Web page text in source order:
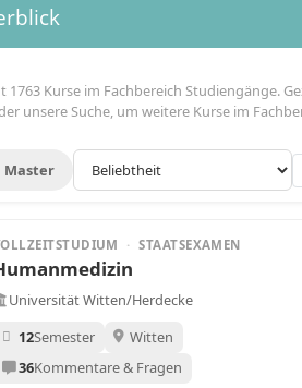
1763 Kurse im Fachbereich Studiengänge.
unsere Suche, um weitere Kurse im
Master
· STAATSEXAMEN
Universität Witten/Herdecke
12Semester
Witten
36Kommentare & Fragen